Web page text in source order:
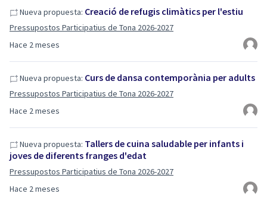
Hace 2 meses
Nueva propuesta: Creació de refugis climàtics per l'estiu
Pressupostos Participatius de Tona 2026-2027
Hace 2 meses
Nueva propuesta: Curs de dansa contemporània per adults
Pressupostos Participatius de Tona 2026-2027
Hace 2 meses
Nueva propuesta: Tallers de cuina saludable per infants i
joves de diferents franges d'edat
Pressupostos Participatius de Tona 2026-2027